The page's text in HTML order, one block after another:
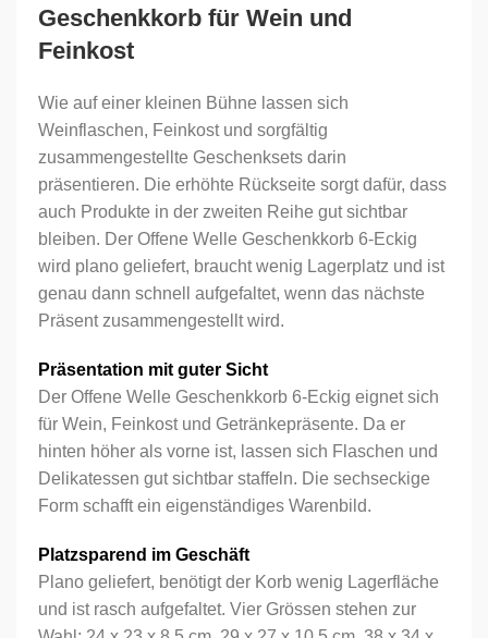
Geschenkkorb für Wein und
Feinkost
Wie auf einer kleinen Bühne lassen sich
Weinflaschen, Feinkost und sorgfältig
zusammengestellte Geschenksets darin
präsentieren. Die erhöhte Rückseite sorgt dafür, dass
auch Produkte in der zweiten Reihe gut sichtbar
bleiben. Der Offene Welle Geschenkkorb 6-Eckig
wird plano geliefert, braucht wenig Lagerplatz und ist
genau dann schnell aufgefaltet, wenn das nächste
Präsent zusammengestellt wird.
Präsentation mit guter Sicht
Der Offene Welle Geschenkkorb 6-Eckig eignet sich
für Wein, Feinkost und Getränkepräsente. Da er
hinten höher als vorne ist, lassen sich Flaschen und
Delikatessen gut sichtbar staffeln. Die sechseckige
Form schafft ein eigenständiges Warenbild.
Platzsparend im Geschäft
Plano geliefert, benötigt der Korb wenig Lagerfläche
und ist rasch aufgefaltet. Vier Grössen stehen zur